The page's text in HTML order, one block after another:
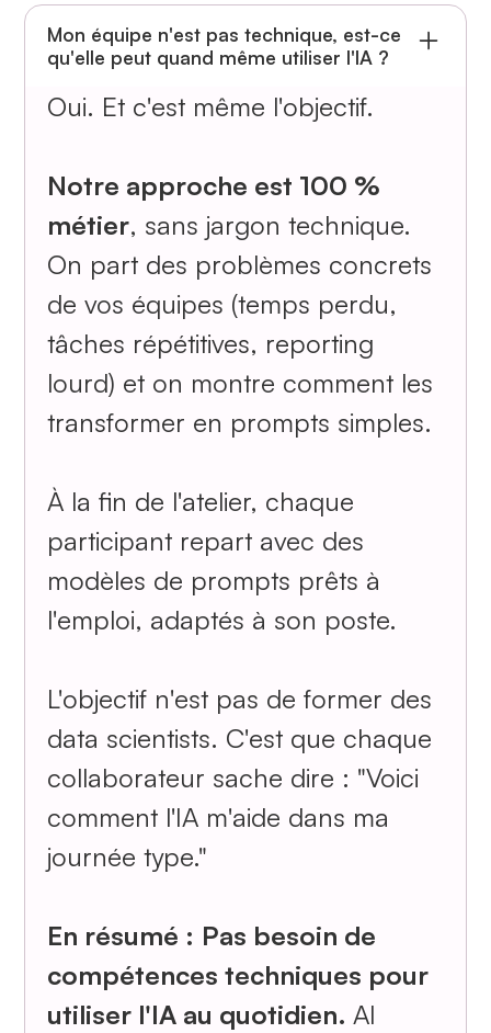
Mon équipe n'est pas technique, est-ce
qu'elle peut quand même utiliser l'IA ?
Oui. Et c'est même l'objectif.
Notre approche est 100 %
métier, sans jargon technique.
On part des problèmes concrets
de vos équipes (temps perdu,
tâches répétitives, reporting
lourd) et on montre comment les
transformer en prompts simples.
À la fin de l'atelier, chaque
participant repart avec des
modèles de prompts prêts à
l'emploi, adaptés à son poste.
L'objectif n'est pas de former des
data scientists. C'est que chaque
collaborateur sache dire : "Voici
comment l'IA m'aide dans ma
journée type."
En résumé : Pas besoin de
compétences techniques pour
utiliser l'IA au quotidien. AI